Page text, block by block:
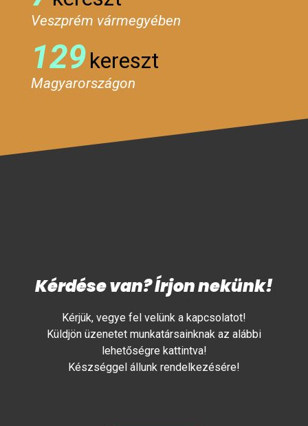
Veszprém vármegyében
129kereszt
Magyarországon
Kérdése van? Írjon nekünk!
Kérjük, vegye fel velünk a kapcsolatot!
Küldjön üzenetet munkatársainknak az alábbi
lehetőségre kattintva!
Készséggel állunk rendelkezésére!